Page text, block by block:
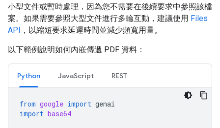
小型文件或暫時處理，因為您不需要在後續要求中參照該檔
案。如果需要參照大型文件進行多輪互動，建議使用 Files
API ，以縮短要求延遲時間並減少頻寬用量。
以下範例說明如何內嵌傳遞 PDF 資料：
Python JavaScript REST
from google import genai
import base64